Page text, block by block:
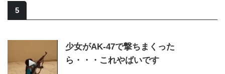
5
少女がAK-47で撃ちまくった
ら・・・これやばいです